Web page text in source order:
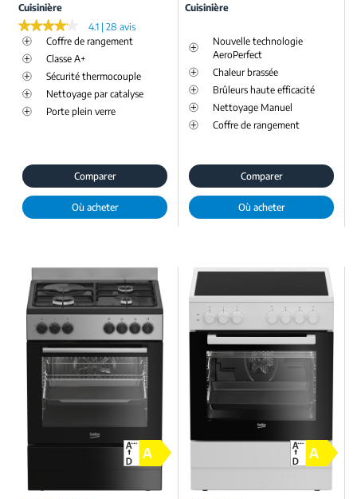
Cuisinière
★★★★★
★★★★★
4.1 | 28 avis
Coffre de rangement
Classe A+
Sécurité thermocouple
Nettoyage par catalyse
Porte plein verre
Comparer
Où acheter
Cuisinière
Nouvelle technologie
AeroPerfect
Chaleur brassée
Brûleurs haute efficacité
Nettoyage Manuel
Coffre de rangement
Comparer
Où acheter